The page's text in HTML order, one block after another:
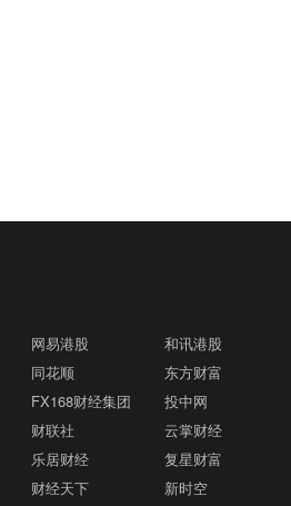
网易港股 和讯港股
同花顺 东方财富
FX168财经集团 投中网
财联社 云掌财经
乐居财经 复星财富
财经天下 新时空